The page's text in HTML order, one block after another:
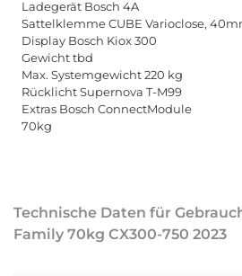
Ladegerät Bosch 4A
Sattelklemme CUBE Varioclose,
Display Bosch Kiox 300
Gewicht tbd
Max. Systemgewicht 220 kg
Rücklicht Supernova T-M99
Extras Bosch ConnectModule
70kg
Technische Daten für
Family 70kg CX300-750 2023